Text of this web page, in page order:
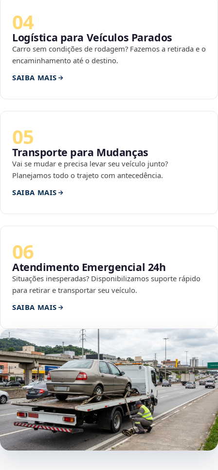
04
Logística para Veículos Parados
Carro sem condições de rodagem? Fazemos a retirada e o
encaminhamento até o destino.
SAIBA MAIS
05
Transporte para Mudanças
Vai se mudar e precisa levar seu veículo junto?
Planejamos todo o trajeto com antecedência.
SAIBA MAIS
06
Atendimento Emergencial 24h
Situações inesperadas? Disponibilizamos suporte rápido
para retirar e transportar seu veículo.
SAIBA MAIS